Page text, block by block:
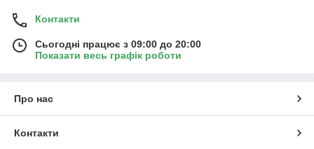
Контакти
Сьогодні працює з 09:00 до 20:00
Показати весь графік роботи
Про нас
Контакти